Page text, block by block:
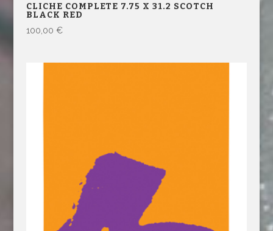
CLICHE COMPLETE 7.75 X 31.2 SCOTCH
BLACK RED
100,00 €